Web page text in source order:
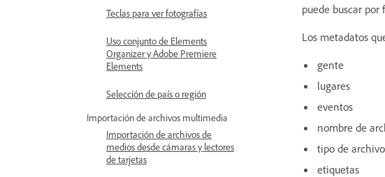
Teclas para ver fotografías
Uso conjunto de Elements
Organizer y Adobe Premiere
Elements
Selección de país o región
Importación de archivos multimedia
Importación de archivos de
medios desde cámaras y lectores
de tarjetas
puede buscar
Los metadatos
gente
lugares
eventos
nombre de
tipo de archivo
etiquetas